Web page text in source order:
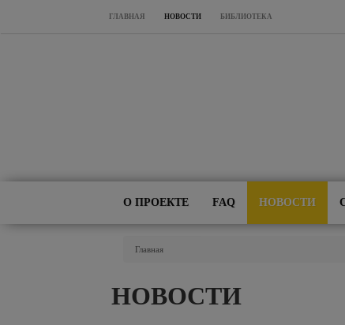
Перейти к основному содержанию
ГЛАВНАЯ НОВОСТИ БИБЛИОТЕКА
О ПРОЕКТЕ FAQ НОВОСТИ
Главная
НОВОСТИ